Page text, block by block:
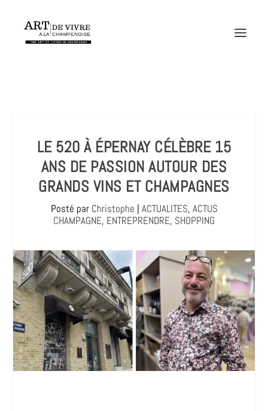
LE 520 À ÉPERNAY CÉLÈBRE 15
ANS DE PASSION AUTOUR DES
GRANDS VINS ET CHAMPAGNES
Posté par Christophe | ACTUALITES, ACTUS
CHAMPAGNE, ENTREPRENDRE, SHOPPING